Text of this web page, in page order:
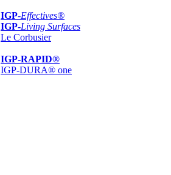
IGP-Effectives®
IGP-Living Surfaces
Le Corbusier
IGP-RAPID®
IGP-DURA® one